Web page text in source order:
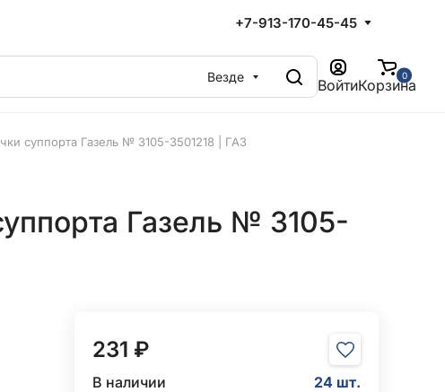
+7-913-170-45-45
Везде Войти
0
Корзина
суппорта Газель № 3105-3501218 | ГАЗ
Газель № 3105-
231 ₽
В наличии
24 шт.